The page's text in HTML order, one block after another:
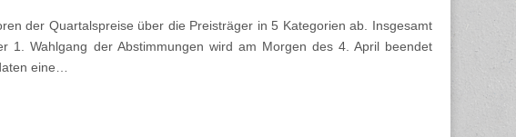
der Quartalspreise über die Preisträger in 5 Kategorien ab. Insgesamt
1. Wahlgang der Abstimmungen wird am Morgen des 4. April beendet
eine…